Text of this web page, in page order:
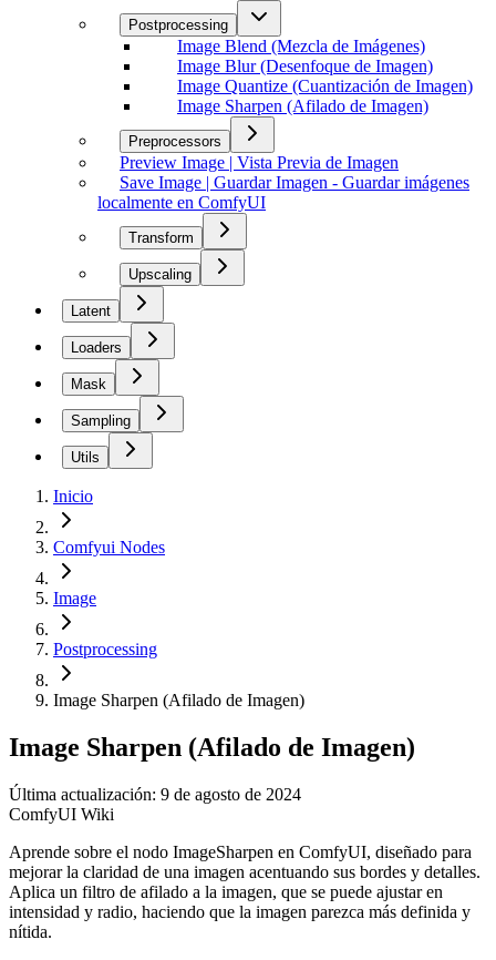
Postprocessing
Image Blend (Mezcla de Imágenes)
Image Blur (Desenfoque de Imagen)
Image Quantize (Cuantización de Imagen)
Image Sharpen (Afilado de Imagen)
Preprocessors
Preview Image | Vista Previa de Imagen
Save Image | Guardar Imagen - Guardar imágenes
localmente en ComfyUI
Transform
Upscaling
Latent
Loaders
Mask
Sampling
Utils
Inicio
Comfyui Nodes
Image
Postprocessing
Image Sharpen (Afilado de Imagen)
Image Sharpen (Afilado de Imagen)
Última actualización: 9 de agosto de 2024
ComfyUI Wiki
Aprende sobre el nodo ImageSharpen en ComfyUI, diseñado para
mejorar la claridad de una imagen acentuando sus bordes y detalles.
Aplica un filtro de afilado a la imagen, que se puede ajustar en
intensidad y radio, haciendo que la imagen parezca más definida y
nítida.